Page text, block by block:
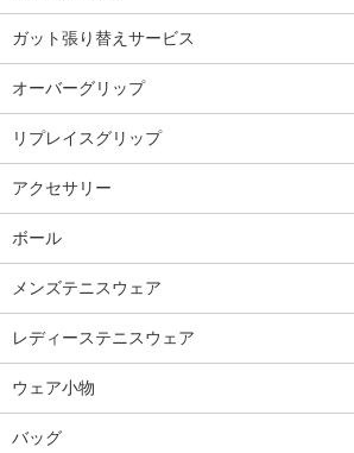
ガット張り替えサービス
オーバーグリップ
リプレイスグリップ
アクセサリー
ボール
メンズテニスウェア
レディーステニスウェア
ウェア小物
バッグ